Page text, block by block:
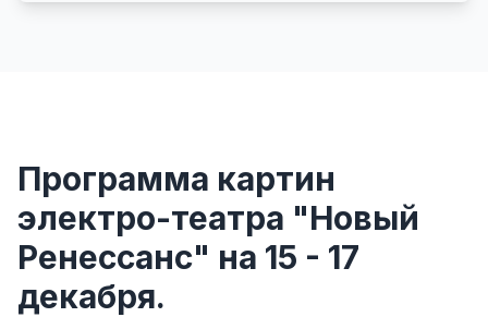
Программа картин
электро-театра "Новый
Ренессанс" на 15 - 17
декабря.